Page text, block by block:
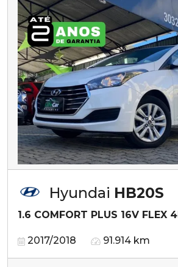
Hyundai HB20S
1.6 COMFORT PLUS 16V FLEX
2017/2018 91.914 km